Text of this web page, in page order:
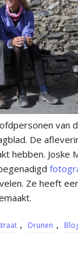
van
De
hebben. Joske
Ze heeft
, Drunen ,